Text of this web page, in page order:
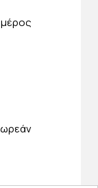
μέρος